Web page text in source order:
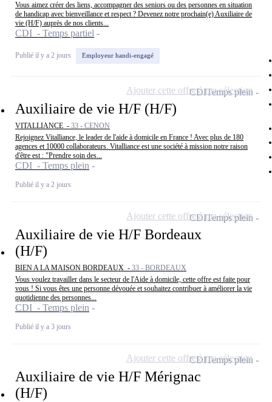
Vous aimez créer des liens, accompagner des seniors ou des personnes en situation
de handicap avec bienveillance et respect ? Devenez notre prochain(e) Auxiliaire de
vie (H/F) auprès de nos clients...
CDI - Temps partiel
Publié il y a 2 jours Employeur handi-engagé
Auxiliaire de vie H/F (H/F)
VITALLIANCE - 33 - CENON
Rejoignez Vitalliance, le leader de l'aide à domicile en France ! Avec plus de 180
agences et 10000 collaborateurs. Vitalliance est une société à mission notre raison
d'être est : "Prendre soin des...
CDI - Temps plein
Publié il y a 2 jours
CDITemps plein
Ajouter cette offre à ma sélection
Auxiliaire de vie H/F Bordeaux
(H/F)
BIEN A LA MAISON BORDEAUX - 33 - BORDEAUX
Vous voulez travailler dans le secteur de l'Aide à domicile, cette offre est faite pour
vous ! Si vous êtes une personne dévouée et souhaitez contribuer à améliorer la vie
quotidienne des personnes...
CDI - Temps plein
Publié il y a 3 jours
CDITemps plein
Ajouter cette offre à ma sélection
Auxiliaire de vie H/F Mérignac
(H/F)
CDITemps plein
Ajouter cette offre à ma sélection